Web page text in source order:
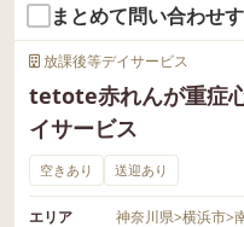
まとめて問い合わせ
放課後等デイサービス
tetote赤れんが重症
イサービス
空きあり 送迎あり
エリア 神奈川県>横浜市>